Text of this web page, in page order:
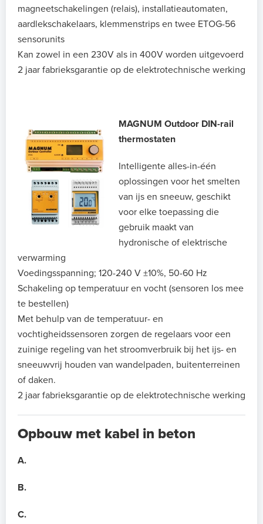
magneetschakelingen (relais), installatieautomaten,
aardlekschakelaars, klemmenstrips en twee ETOG-56
sensorunits
Kan zowel in een 230V als in 400V worden uitgevoerd
2 jaar fabrieksgarantie op de elektrotechnische werking
MAGNUM Outdoor DIN-rail
thermostaten
Intelligente alles-in-één
oplossingen voor het smelten
van ijs en sneeuw, geschikt
voor elke toepassing die
gebruik maakt van
hydronische of elektrische
verwarming
Voedingsspanning; 120-240 V ±10%, 50-60 Hz
Schakeling op temperatuur en vocht (sensoren los mee
te bestellen)
Met behulp van de temperatuur- en
vochtigheidssensoren zorgen de regelaars voor een
zuinige regeling van het stroomverbruik bij het ijs- en
sneeuwvrij houden van wandelpaden, buitenterreinen
of daken.
2 jaar fabrieksgarantie op de elektrotechnische werking
Opbouw met kabel in beton
A.
B.
C.